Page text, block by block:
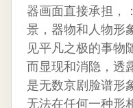
器画面直接承担，
景，器物和人物形
见平凡之极的事物
而显现和消隐，透
是无数京剧脸谱形
无法在任何一种形